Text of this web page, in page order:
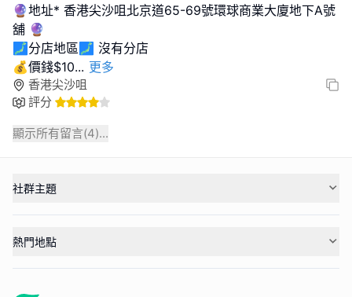
🔮地址* 香港尖沙咀北京道65-69號環球商業大廈地下A號
舖 🔮
🗾分店地區🗾 沒有分店
💰價錢$10... 更多
香港尖沙咀
評分
顯示所有留言(4)...
社群主題
熱門地點